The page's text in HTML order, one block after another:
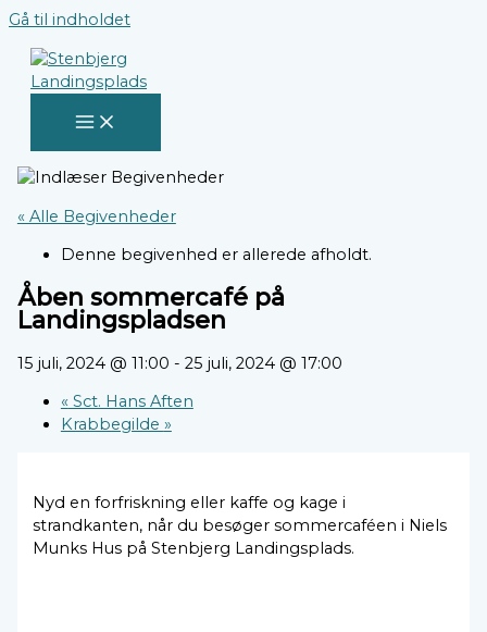
Gå til indholdet
« Alle Begivenheder
Denne begivenhed er allerede afholdt.
Åben sommercafé på
Landingspladsen
15 juli, 2024 @ 11:00 - 25 juli, 2024 @ 17:00
«Sct. Hans Aften
Krabbegilde »
Nyd en forfriskning eller kaffe og kage i
strandkanten, når du besøger sommercaféen i Niels
Munks Hus på Stenbjerg Landingsplads.